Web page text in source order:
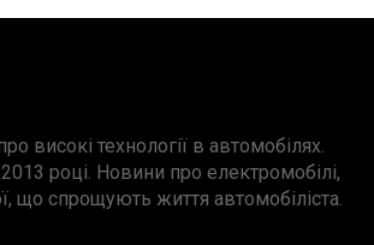
високі технології в автомобілях.
році. Новини про електромобілі,
що спрощують життя автомобіліста.